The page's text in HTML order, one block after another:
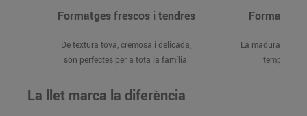
Formatges frescos i tendres
De textura tova, cremosa i delicada,
són perfectes per a tota la família.
Formatges
La maduració es
La llet marca la diferència